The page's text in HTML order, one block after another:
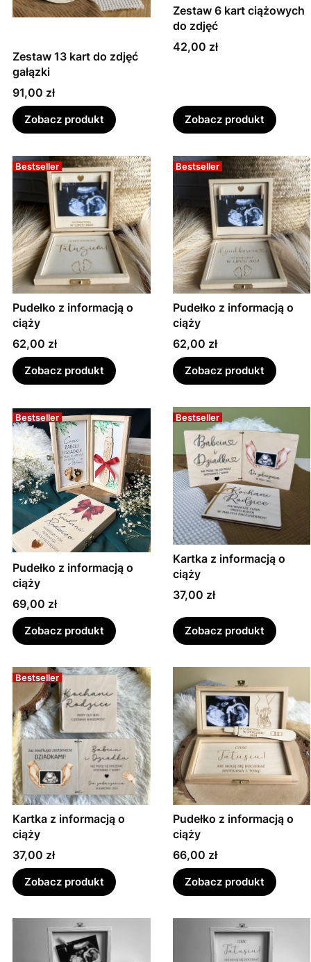
Zestaw 13 kart do zdjęć
gałązki
Cena
91,00 zł
Zobacz produkt
Zestaw 6 kart ciążowych
do zdjęć
Cena
42,00 zł
Zobacz produkt
Bestseller
Pudełko z informacją o
ciąży
Cena
62,00 zł
Zobacz produkt
Bestseller
Pudełko z informacją o
ciąży
Cena
62,00 zł
Zobacz produkt
Bestseller
Pudełko z informacją o
ciąży
Cena
69,00 zł
Zobacz produkt
Bestseller
Kartka z informacją o
ciąży
Cena
37,00 zł
Zobacz produkt
Bestseller
Kartka z informacją o
ciąży
Cena
37,00 zł
Zobacz produkt
Pudełko z informacją o
ciąży
Cena
66,00 zł
Zobacz produkt